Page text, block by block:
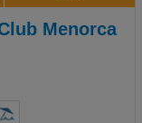
Menorca